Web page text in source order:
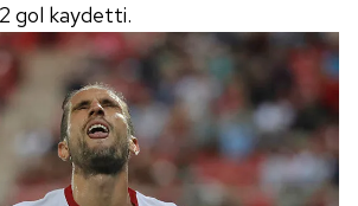
2 gol kaydetti.